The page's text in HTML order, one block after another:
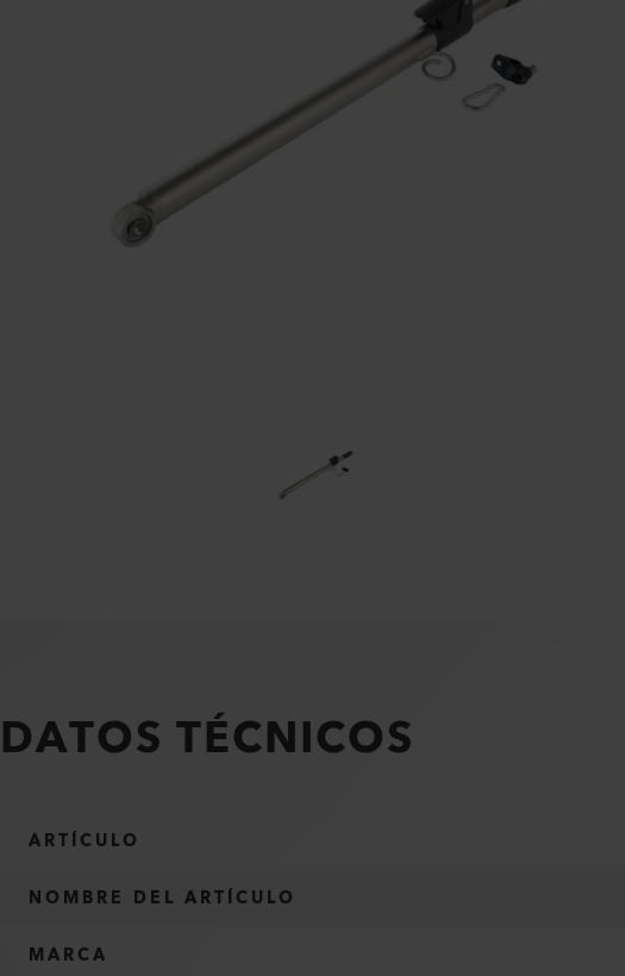
DATOS TÉCNICOS
ARTÍCULO
NOMBRE DEL ARTÍCULO
MARCA